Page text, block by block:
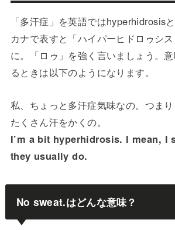
「多汗症」を英語ではhyperhidrosis
カナで表すと「ハイパーヒドロゥシ
に。「ロゥ」を強く言いましょう。
るときは以下のようになります。
私、ちょっと多汗症気味なの。つま
たくさん汗をかくの。
I’m a bit hyperhidrosis. I mean, I
they usually do.
No sweat.はどんな意味？